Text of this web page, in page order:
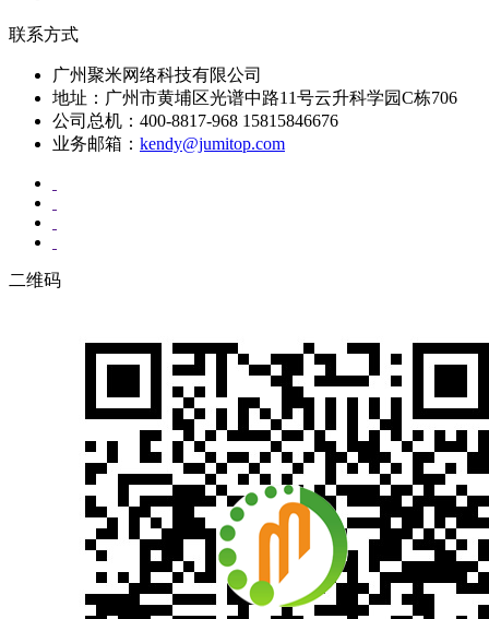
联系方式
广州聚米网络科技有限公司
地址：广州市黄埔区光谱中路11号云升科学园C栋706
公司总机：400-8817-968 15815846676
业务邮箱： kendy@jumitop.com
二维码